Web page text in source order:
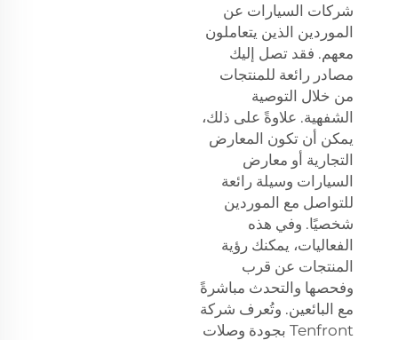
شركات السيارات عن
الموردين الذين يتعاملون
معهم. فقد تصل إليك
مصادر رائعة للمنتجات
من خلال التوصية
الشفهية. علاوةً على ذلك،
يمكن أن تكون المعارض
التجارية أو معارض
السيارات وسيلة رائعة
للتواصل مع الموردين
شخصيًا. وفي هذه
الفعاليات، يمكنك رؤية
المنتجات عن قرب
وفحصها والتحدث مباشرةً
مع البائعين. وتُعرف شركة
Tenfront بجودة وصلات